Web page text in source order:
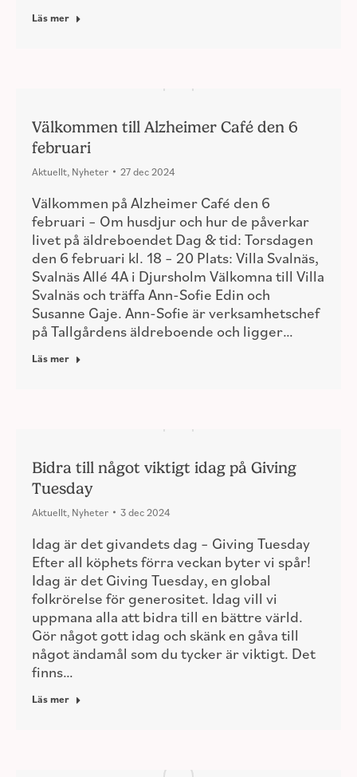
Läs mer
Välkommen till Alzheimer Café den 6
februari
Aktuellt, Nyheter 27 dec 2024
Välkommen på Alzheimer Café den 6
februari – Om husdjur och hur de påverkar
livet på äldreboendet Dag & tid: Torsdagen
den 6 februari kl. 18 – 20 Plats: Villa Svalnäs,
Svalnäs Allé 4A i Djursholm Välkomna till Villa
Svalnäs och träffa Ann-Sofie Edin och
Susanne Gaje. Ann-Sofie är verksamhetschef
på Tallgårdens äldreboende och ligger…
Läs mer
Bidra till något viktigt idag på Giving
Tuesday
Aktuellt, Nyheter 3 dec 2024
Idag är det givandets dag – Giving Tuesday
Efter all köphets förra veckan byter vi spår!
Idag är det Giving Tuesday, en global
folkrörelse för generositet. Idag vill vi
uppmana alla att bidra till en bättre värld.
Gör något gott idag och skänk en gåva till
något ändamål som du tycker är viktigt. Det
finns…
Läs mer